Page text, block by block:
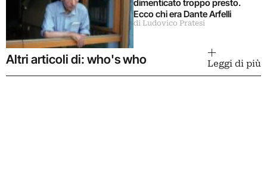
dimenticato troppo presto.
Ecco chi era Dante Arfelli
di Ludovico Pratesi
Altri articoli di: who's who Leggi di più